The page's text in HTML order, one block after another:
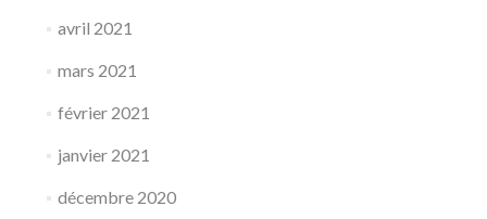
avril 2021
mars 2021
février 2021
janvier 2021
décembre 2020